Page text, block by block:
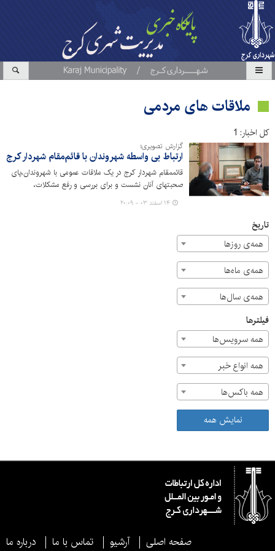
ملاقات های مردمی
کل اخبار: 1
گزارش تصویری؛
ارتباط بی واسطه شهروندان با قائم‌مقام شهردار کرج
قائممقام شهردار کرج در یک ملاقات عمومی با شهروندان،پای
صحبتهای آنان نشست و برای بررسی و رفع مشکلات،
دستورات لازم را صادر کرد.
۱۴ اسفند ۰۳ - ۲۰:۰۹
تاریخ
همه‌ی روزها
همه‌ی ماه‌ها
همه‌ی سال‌ها
فیلترها
همه سرویس‌ها
همه انواع خبر
همه باکس‌ها
نمایش همه
صفحه اصلی آرشیو تماس با ما درباره ما